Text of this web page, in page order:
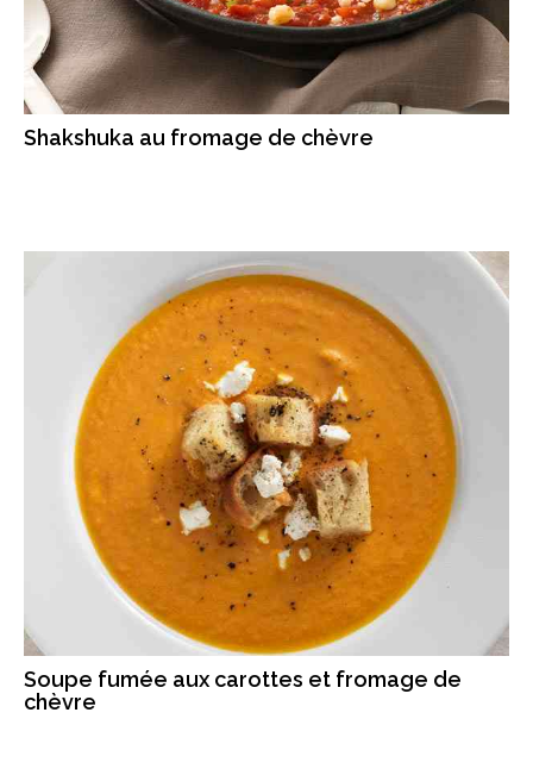
Shakshuka au fromage de chèvre
Soupe fumée aux carottes et fromage de
chèvre